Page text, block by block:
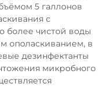
5 галлонов
с
более чистой воды
ополаскиванием, в
дезинфектанты
микробного